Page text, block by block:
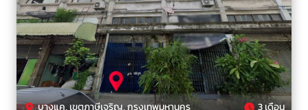
บางแค, เขตภาษีเจริญ, กรุงเทพมหานคร 3 เดือน